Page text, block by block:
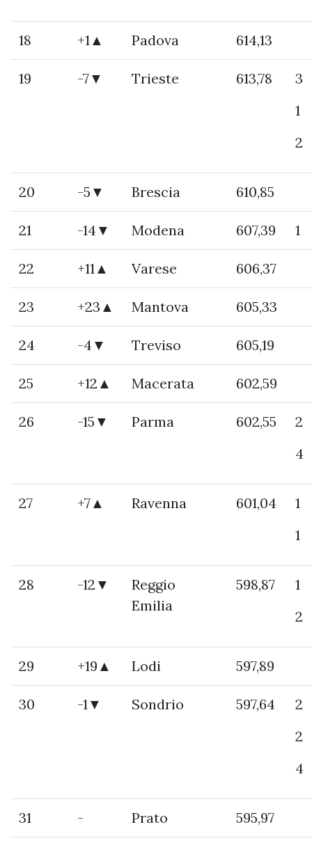
18 +1▲ Padova 614,13
19 -7▼ Trieste 613,78
3
1
2
20 -5▼ Brescia 610,85
21 -14▼ Modena 607,39 1
22 +11▲ Varese 606,37
23 +23▲ Mantova 605,33
24 -4▼ Treviso 605,19
25 +12▲ Macerata 602,59
26 -15▼ Parma 602,55
2
4
27 +7▲ Ravenna 601,04
1
1
28 -12▼
Reggio
Emilia
598,87
1
2
29 +19▲ Lodi 597,89
30 -1▼ Sondrio 597,64
2
2
4
31 - Prato 595,97